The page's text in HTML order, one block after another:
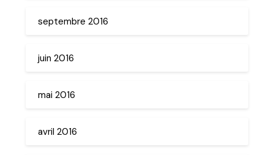
septembre 2016
juin 2016
mai 2016
avril 2016